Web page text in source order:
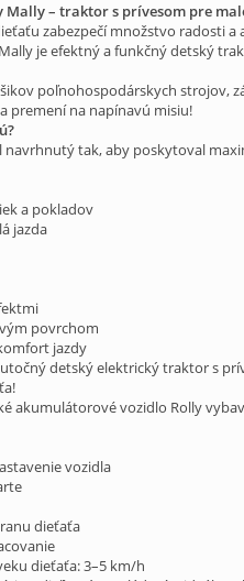
– traktor s prívesom pre
zabezpečí množstvo radosti a
je efektný a funkčný detský
poľnohospodárskych strojov,
premení na napínavú misiu!
tak, aby poskytoval
a pokladov
jazda
povrchom
jazdy
detský elektrický traktor s
akumulátorové vozidlo Rolly
vozidla
dieťaťa
dieťaťa: 3–5 km/h